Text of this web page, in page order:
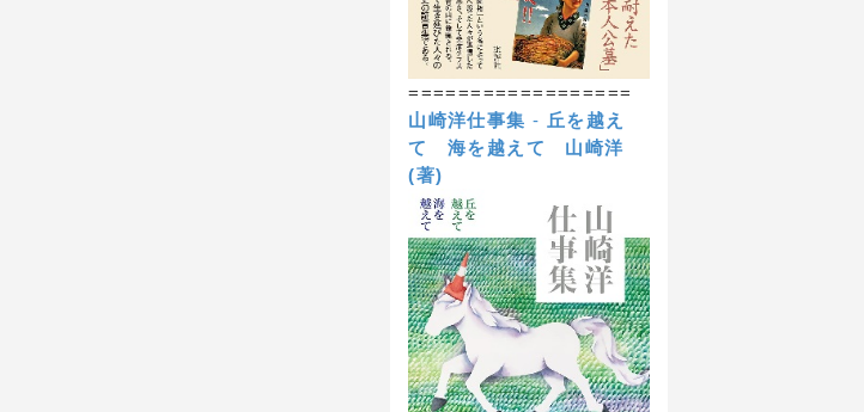
==================
山崎洋仕事集 - 丘を越え
て 海を越えて
山崎洋
(著)